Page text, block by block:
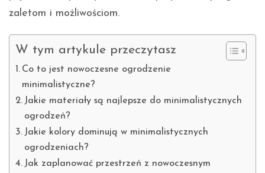
zaletom i możliwościom.
W tym artykule przeczytasz
Co to jest nowoczesne ogrodzenie
minimalistyczne?
Jakie materiały są najlepsze do minimalistycznych
ogrodzeń?
Jakie kolory dominują w minimalistycznych
ogrodzeniach?
Jak zaplanować przestrzeń z nowoczesnym